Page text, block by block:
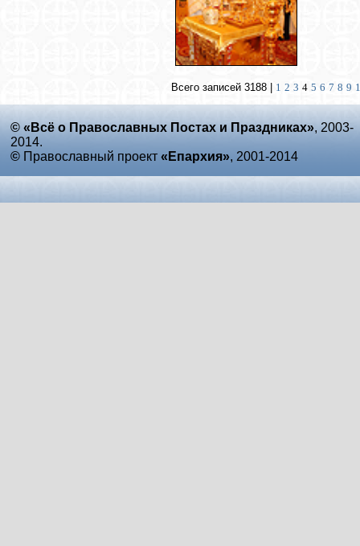
Всего записей 3188 | 1 2 3 4 5 6 7 8 9
© «Всё о Православных Постах и Праздниках», 2003-
2014.
© Православный проект «Епархия», 2001-2014